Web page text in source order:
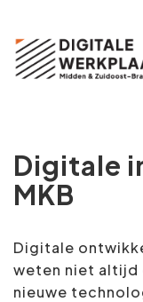
Digitale
MKB
Digitale
weten niet altijd
nieuwe